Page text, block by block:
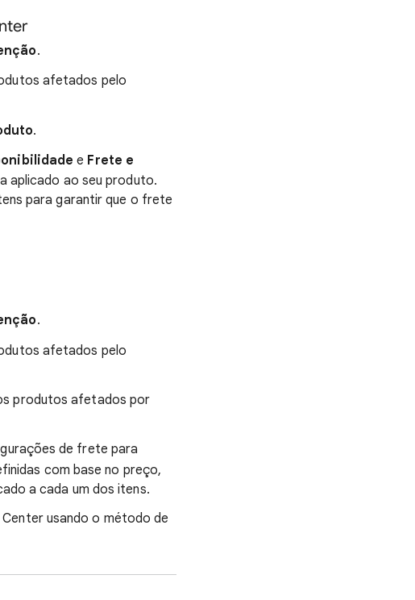
.
afetados pelo
.
e Frete e
aplicado ao seu produto.
para garantir que o frete
.
afetados pelo
produtos afetados por
de frete para
com base no preço,
a cada um dos itens.
usando o método de